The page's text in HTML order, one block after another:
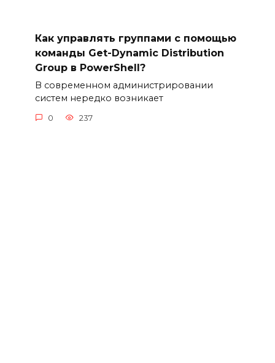
Как управлять группами с помощью
команды Get-Dynamic Distribution
Group в PowerShell?
В современном администрировании
систем нередко возникает
0 237